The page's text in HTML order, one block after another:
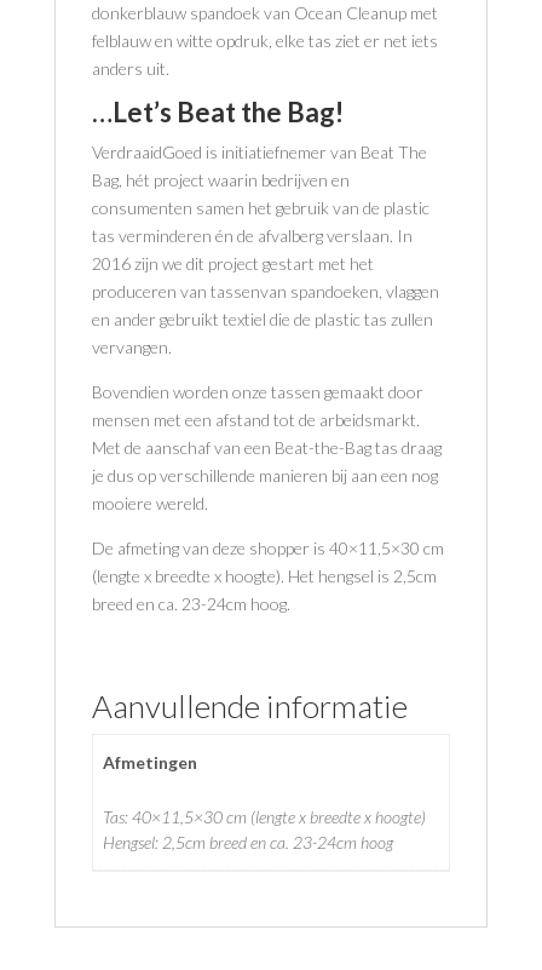
donkerblauw spandoek van Ocean Cleanup met
felblauw en witte opdruk, elke tas ziet er net iets
anders uit.
…Let’s Beat the Bag!
VerdraaidGoed is initiatiefnemer van Beat The
Bag, hét project waarin bedrijven en
consumenten samen het gebruik van de plastic
tas verminderen én de afvalberg verslaan. In
2016 zijn we dit project gestart met het
produceren van tassenvan spandoeken, vlaggen
en ander gebruikt textiel die de plastic tas zullen
vervangen.
Bovendien worden onze tassen gemaakt door
mensen met een afstand tot de arbeidsmarkt.
Met de aanschaf van een Beat-the-Bag tas draag
je dus op verschillende manieren bij aan een nog
mooiere wereld.
De afmeting van deze shopper is 40×11,5×30 cm
(lengte x breedte x hoogte). Het hengsel is 2,5cm
breed en ca. 23-24cm hoog.
Aanvullende informatie
Afmetingen
Tas: 40×11,5×30 cm (lengte x breedte x hoogte)
Hengsel: 2,5cm breed en ca. 23-24cm hoog